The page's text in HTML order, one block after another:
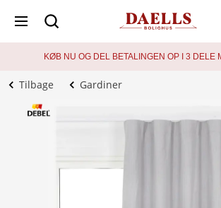
KØB NU OG DEL BETALINGEN OP I 3 DELE
Tilbage Gardiner